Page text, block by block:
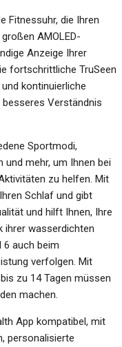
Fitnessuhr, die Ihren
AMOLED-
Anzeige Ihrer
fortschrittliche TruSeen
kontinuierliche
Verständnis
Sportmodi,
und mehr, um Ihnen bei
zu helfen. Mit
Schlaf und gibt
und hilft Ihnen, Ihre
ihrer wasserdichten
6 auch beim
verfolgen. Mit
zu 14 Tagen müssen
machen.
App kompatibel, mit
personalisierte